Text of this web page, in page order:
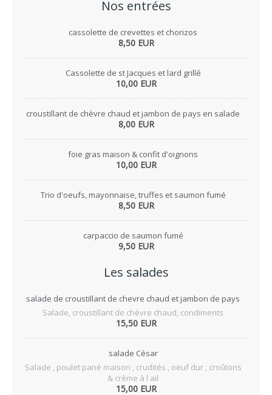
Nos entrées
cassolette de crevettes et chorizos
8,50 EUR
Cassolette de st Jacques et lard grillé
10,00 EUR
croustillant de chèvre chaud et jambon de pays en salade
8,00 EUR
foie gras maison & confit d'oignons
10,00 EUR
Trio d'oeufs, mayonnaise, truffes et saumon fumé
8,50 EUR
carpaccio de saumon fumé
9,50 EUR
Les salades
salade de croustillant de chevre chaud et jambon de pays
Salade, croustillant de chèvre chaud, condiments
15,50 EUR
salade César
Salade , poulet pané maison , crudités , oeuf dur , croûtons
& crème à l ail
15,00 EUR